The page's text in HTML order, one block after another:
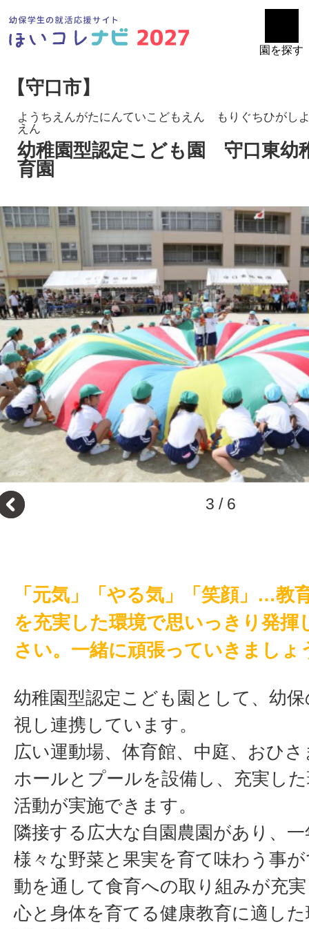
園を探す
【守口市】
ようちえんがたにんていこどもえん もりぐちひがし
えん
幼稚園型認定こども園 守口東幼
育園
3 / 6
「元気」「やる気」「笑顔」…教
を充実した環境で思いっきり発揮
さい。一緒に頑張っていきましょ
幼稚園型認定こども園として、幼
視し連携しています。
広い運動場、体育館、中庭、おひ
ホールとプールを設備し、充実し
活動が実施できます。
隣接する広大な自園農園があり、
様々な野菜と果実を育て味わう事
動を通して食育への取り組みが充
心と身体を育てる健康教育に適し